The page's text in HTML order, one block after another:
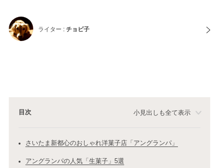
ライター :チョビ子
目次 小見出しも全て表示
さいたま新都心のおしゃれ洋菓子店「アングランパ」
アングランパの人気「生菓子」5選